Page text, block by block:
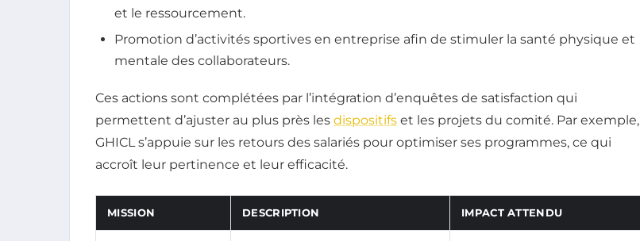
et le ressourcement.
Promotion d’activités sportives en entreprise afin de stimuler la santé physique et
mentale des collaborateurs.
Ces actions sont complétées par l’intégration d’enquêtes de satisfaction qui
permettent d’ajuster au plus près les dispositifs et les projets du comité. Par exemple,
GHICL s’appuie sur les retours des salariés pour optimiser ses programmes, ce qui
accroît leur pertinence et leur efficacité.
MISSION DESCRIPTION IMPACT ATTENDU